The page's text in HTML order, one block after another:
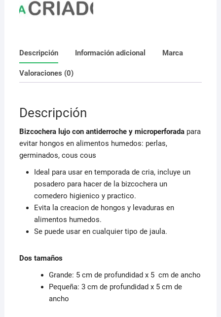
Descripción Información adicional Marca
Valoraciones (0)
Descripción
Bizcochera lujo con antiderroche y microperforadapara
evitar hongos en alimentos humedos: perlas,
germinados, cous cous
Ideal para usar en temporada de cria, incluye un
posadero para hacer de la bizcochera un
comedero higienico y practico.
Evita la creacion de hongos y levaduras en
alimentos humedos.
Se puede usar en cualquier tipo de jaula.
Dos tamaños
Grande: 5 cm de profundidad x 5 cm de ancho
Pequeña: 3 cm de profundidad x 5 cm de
ancho